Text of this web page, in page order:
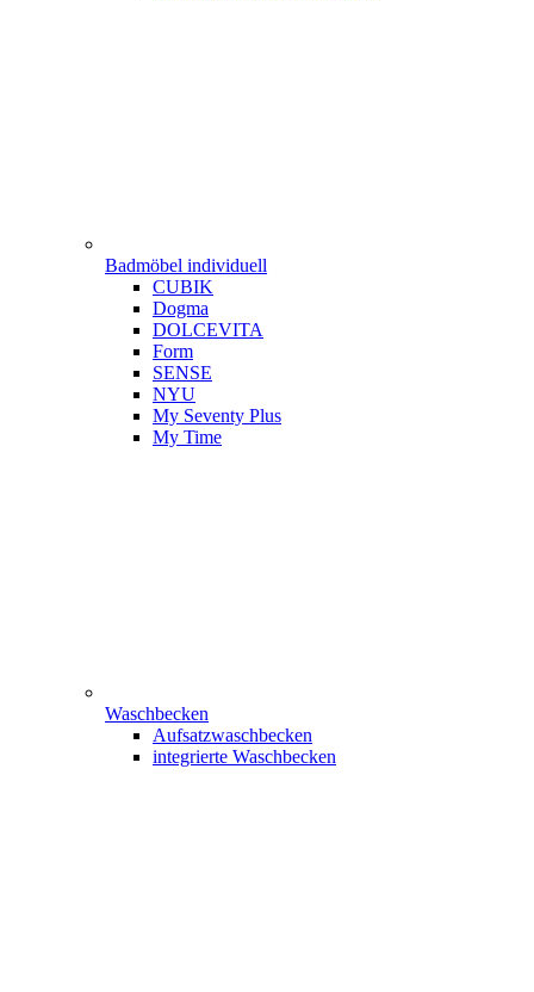
Badmöbel individuell
CUBIK
Dogma
DOLCEVITA
Form
SENSE
NYU
My Seventy Plus
My Time
Waschbecken
Aufsatzwaschbecken
integrierte Waschbecken